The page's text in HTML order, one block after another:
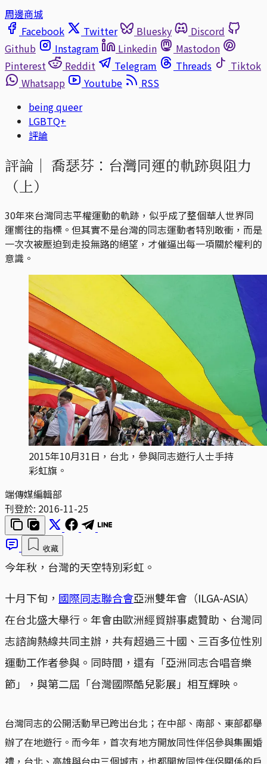
周邊商城
Facebook
Twitter Bluesky
Discord
Github
Instagram Linkedin
Mastodon
Pinterest
Reddit Telegram Threads
Tiktok
Whatsapp
Youtube
RSS
being queer
LGBTQ+
評論
評論｜ 喬瑟芬：台灣同運的軌跡與阻力
（上）
30年來台灣同志平權運動的軌跡，似乎成了整個華人世界同
運嚮往的指標。但其實不是台灣的同志運動者特別敢衝，而是
一次次被壓迫到走投無路的絕望，才催逼出每一項關於權利的
意識。
2015年10月31日，台北，參與同志遊行人士手持
彩虹旗。
端傳媒編輯部
刊登於: 2016-11-25
收藏
今年秋，台灣的天空特別彩虹。
十月下旬， 國際同志聯合會亞洲雙年會（ILGA-ASIA）
在台北盛大舉行。年會由歐洲經貿辦事處贊助、台灣同
志諮詢熱線共同主辦，共有超過三十國、三百多位性別
運動工作者參與。同時間，還有「亞洲同志合唱音樂
節」，與第二屆「台灣國際酷兒影展」相互輝映。
台灣同志的公開活動早已跨出台北；在中部、南部、東部都舉
辦了在地遊行。而今年，首次有地方開放同性伴侶參與集團婚
禮，台北、高雄與台中三個城市，也都開放同性伴侶關係的戶